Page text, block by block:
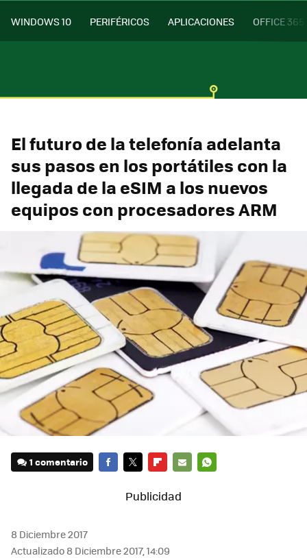
WINDOWS 10 PERIFÉRICOS APLICACIONES OFFICE 365
El futuro de la telefonía adelanta
sus pasos en los portátiles con la
llegada de la eSIM a los nuevos
equipos con procesadores ARM
1 comentario
MAIL
8 Diciembre 2017
Actualizado 8 Diciembre 2017, 14:09